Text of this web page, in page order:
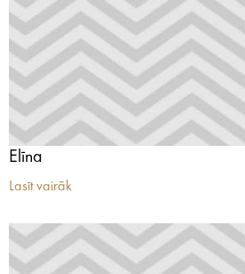
Elīna
Lasīt vairāk